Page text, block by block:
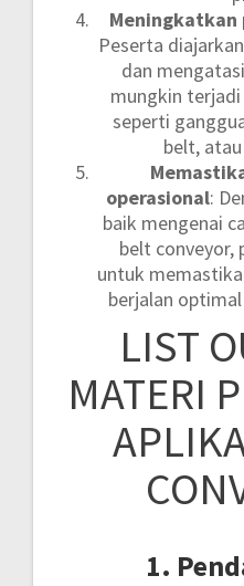
Meningkatkan
Peserta
dan
mungkin
seperti
belt,
operasional:
baik mengenai
belt conveyor,
untuk
berjalan
LIST
MATERI
1.